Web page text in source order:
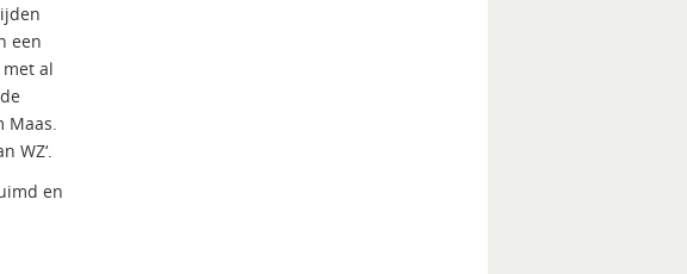
een
al
Maas.
WZ‘.
en